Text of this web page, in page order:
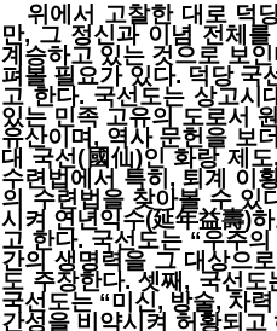
위에서 고찰한 대로 덕
만, 그 정신과 이념 전체
계승하고 있는 것으로 보
펴볼 필요가 있다. 덕당 국
고 한다. 국선도는 상고시
있는 민족 고유의 도로서
유산이며, 역사 문헌을 보
대 국선(國仙)인 화랑 제
수련법에서 특히, 퇴계 이
의 수련법을 찾아볼 수 있
시켜 연년익수(延年益壽)
고 한다. 국선도는 “우주
간의 생명력을 그 대상으
도 주장한다. 셋째, 국선
국선도는 “미신, 방술, 차
간성을 비약시켜 허황되